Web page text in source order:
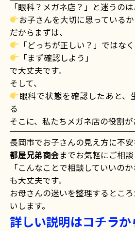
「眼科？メガネ店？」と迷うのは
お子さんを大切に思っているか
だからまずは、
「どっちが正しい？」ではなく
「まず確認しよう」
で大丈夫です。
そして、
眼科で状態を確認したあと、
る
そこに、私たちメガネ店の役割が
長岡市でお子さんの見え方に不安
都屋兄弟商会までお気軽にご相談
「こんなことで相談していいの
も大丈夫です。
お母さんの迷いを整理するとこ
いします。
詳しい説明はコチラか